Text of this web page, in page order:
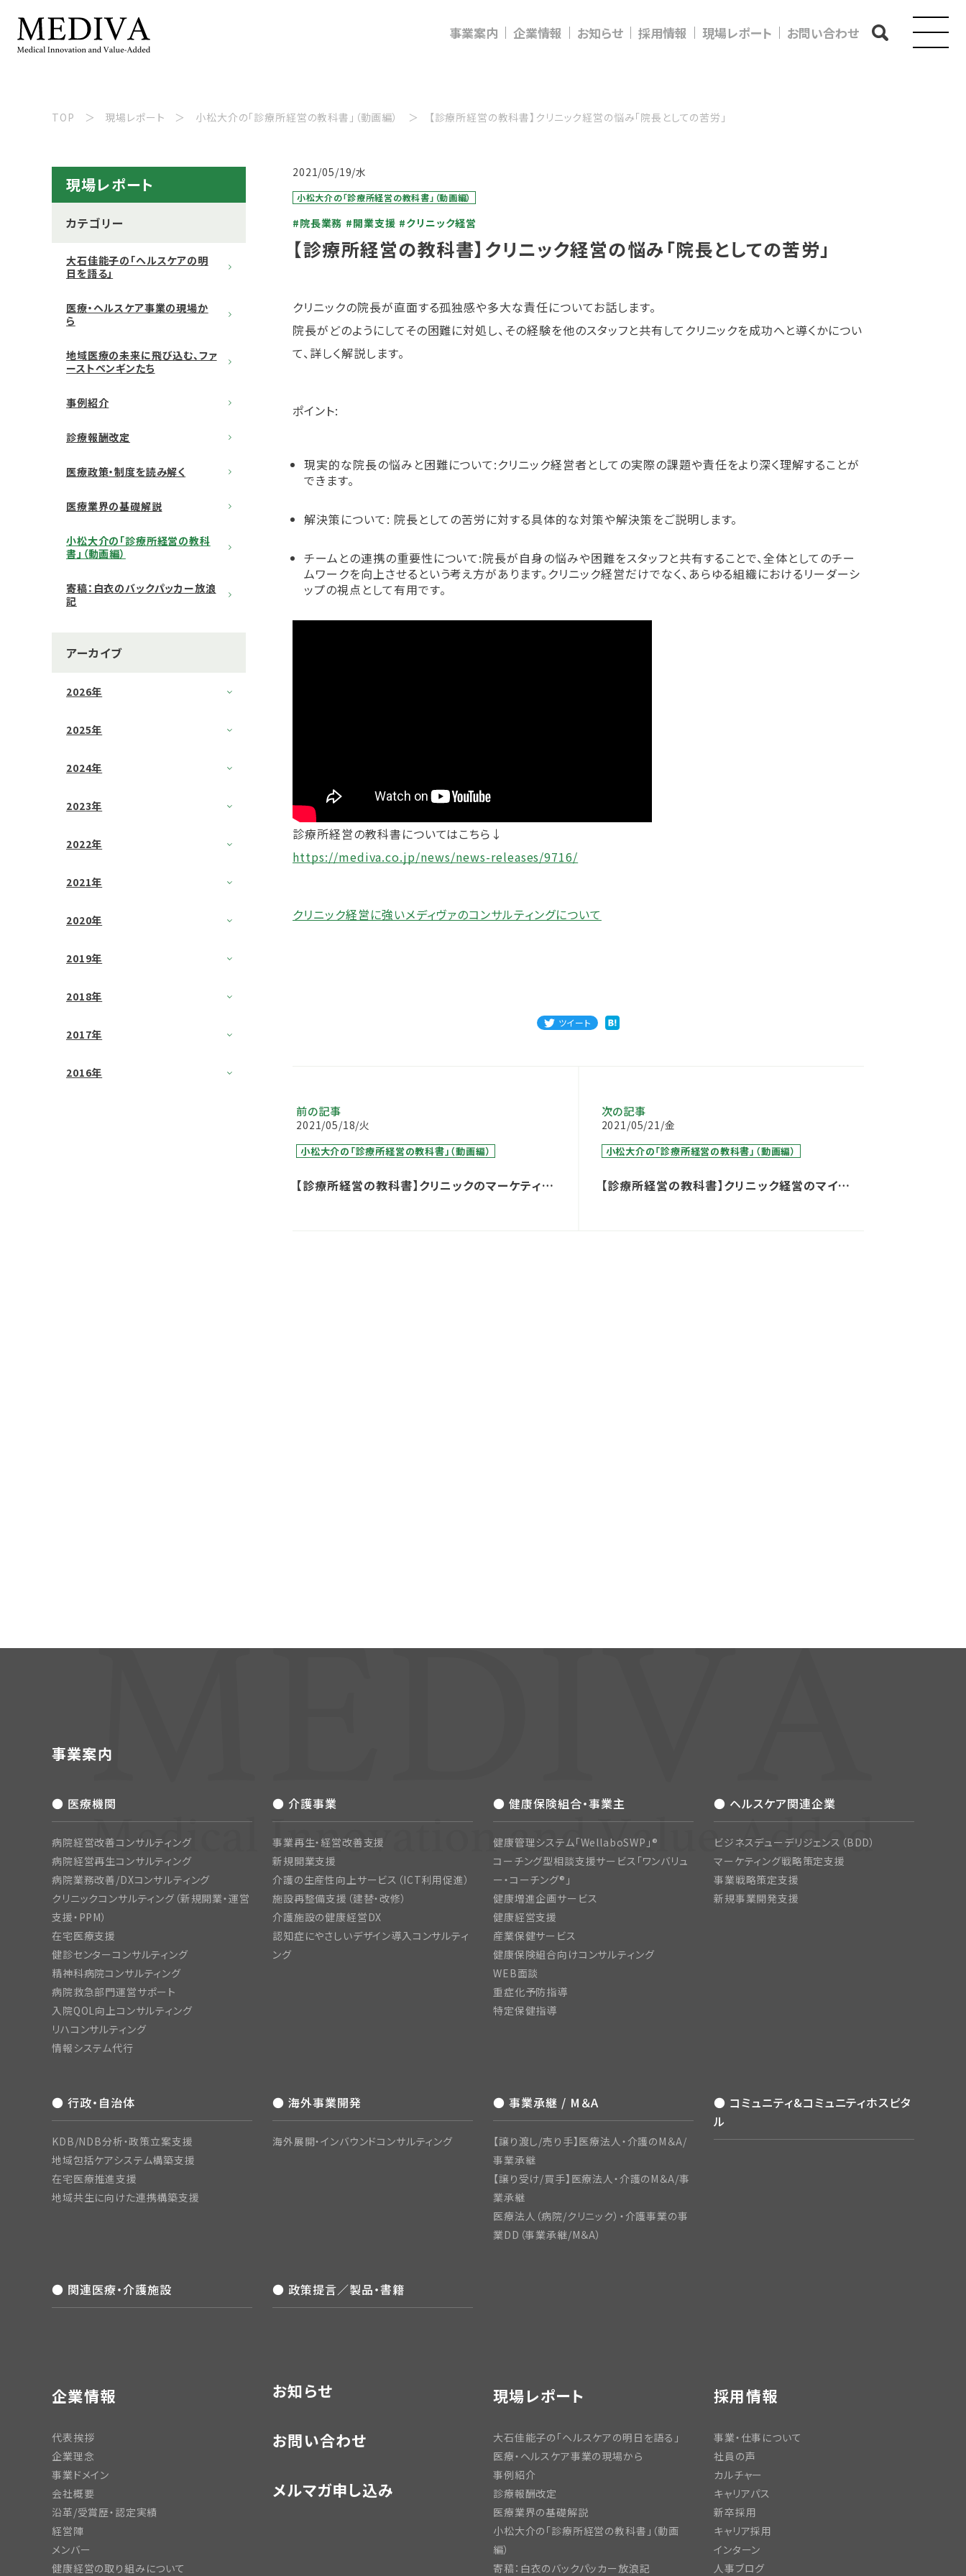
事業案内 企業情報 お知らせ 採用情報 現場レポート お問い合わせ
TOP 現場レポート 小松大介の「診療所経営の教科書」（動画編） 【診療所経営の教科書】クリニック経営の悩み「院長としての苦労」
現場レポート
カテゴリー
大石佳能子の「ヘルスケアの明
日を語る」
医療・ヘルスケア事業の現場か
ら
地域医療の未来に飛び込む、ファ
ーストペンギンたち
事例紹介
診療報酬改定
医療政策・制度を読み解く
医療業界の基礎解説
小松大介の「診療所経営の教科
書」（動画編）
寄稿：白衣のバックパッカー放浪
記
アーカイブ
2026年
2025年
2024年
2023年
2022年
2021年
2020年
2019年
2018年
2017年
2016年
2021/05/19/水
小松大介の「診療所経営の教科書」（動画編）
#院長業務 #開業支援 #クリニック経営
【診療所経営の教科書】クリニック経営の悩み「院長としての苦労」
クリニックの院長が直面する孤独感や多大な責任についてお話します。
院長がどのようにしてその困難に対処し、その経験を他のスタッフと共有してクリニックを成功へと導くかについ
て、詳しく解説します。
ポイント:
現実的な院長の悩みと困難について:クリニック経営者としての実際の課題や責任をより深く理解することが
できます。
解決策について: 院長としての苦労に対する具体的な対策や解決策をご説明します。
チームとの連携の重要性について:院長が自身の悩みや困難をスタッフと共有することで、全体としてのチー
ムワークを向上させるという考え方があります。クリニック経営だけでなく、あらゆる組織におけるリーダーシ
ップの視点として有用です。
診療所経営の教科書についてはこちら↓
https://mediva.co.jp/news/news-releases/9716/
クリニック経営に強いメディヴァのコンサルティングについて
ツイート
前の記事
2021/05/18/火
小松大介の「診療所経営の教科書」（動画編）
【診療所経営の教科書】クリニックのマーケティン
次の記事
2021/05/21/金
小松大介の「診療所経営の教科書」（動画編）
【診療所経営の教科書】クリニック経営のマインド
事業案内
● 医療機関
病院経営改善コンサルティング
病院経営再生コンサルティング
病院業務改善/DXコンサルティング
クリニックコンサルティング（新規開業・運営
支援・PPM）
在宅医療支援
健診センターコンサルティング
精神科病院コンサルティング
病院救急部門運営サポート
入院QOL向上コンサルティング
リハコンサルティング
情報システム代行
● 介護事業
事業再生・経営改善支援
新規開業支援
介護の生産性向上サービス（ICT利用促進）
施設再整備支援（建替・改修）
介護施設の健康経営DX
認知症にやさしいデザイン導入コンサルティ
ング
● 健康保険組合・事業主
健康管理システム「WellaboSWP」®
コーチング型相談支援サービス「ワンバリュ
ー・コーチング®」
健康増進企画サービス
健康経営支援
産業保健サービス
健康保険組合向けコンサルティング
WEB面談
重症化予防指導
特定保健指導
● ヘルスケア関連企業
ビジネスデューデリジェンス（BDD）
マーケティング戦略策定支援
事業戦略策定支援
新規事業開発支援
● 行政・自治体
KDB/NDB分析・政策立案支援
地域包括ケアシステム構築支援
在宅医療推進支援
地域共生に向けた連携構築支援
● 海外事業開発
海外展開・インバウンドコンサルティング
● 事業承継 / M＆A
【譲り渡し/売り手】医療法人・介護のM＆A/
事業承継
【譲り受け/買手】医療法人・介護のM＆A/事
業承継
医療法人（病院/クリニック）・介護事業の事
業DD（事業承継/M＆A）
● コミュニティ&コミュニティホスピタ
ル
● 関連医療・介護施設 ● 政策提言／製品・書籍
企業情報
代表挨拶
企業理念
事業ドメイン
会社概要
沿革/受賞歴・認定実績
経営陣
メンバー
健康経営の取り組みについて
お知らせ
お問い合わせ
メルマガ申し込み
現場レポート
大石佳能子の「ヘルスケアの明日を語る」
医療・ヘルスケア事業の現場から
事例紹介
診療報酬改定
医療業界の基礎解説
小松大介の「診療所経営の教科書」（動画
編）
寄稿：白衣のバックパッカー放浪記
採用情報
事業・仕事について
社員の声
カルチャー
キャリアパス
新卒採用
キャリア採用
インターン
人事ブログ